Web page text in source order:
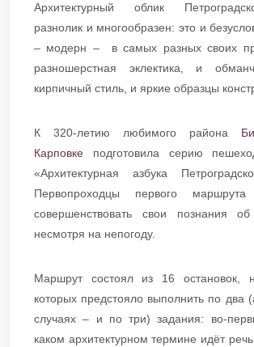
Архитектурный облик
разнолик и многообразен: это и
– модерн – в самых разных своих
разношерстная эклектика, и
кирпичный стиль, и яркие образцы
К 320-летию любимого района
Карповке подготовила серию
«Архитектурная азбука
Первопроходцы первого маршрута
совершенствовать свои познания об
несмотря на непогоду.
Маршрут состоял из 16 остановок,
которых предстояло выполнить по два
случаях – и по три) задания: во-
каком архитектурном термине идёт